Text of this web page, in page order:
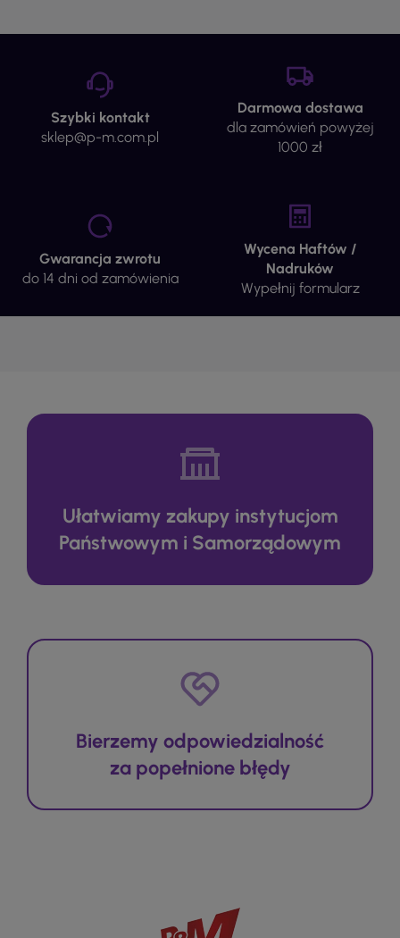
Szybki kontakt
sklep@p-m.com.pl
Darmowa dostawa
dla zamówień powyżej
1000 zł
Gwarancja zwrotu
do 14 dni od zamówienia
Wycena Haftów /
Nadruków
Wypełnij formularz
Ułatwiamy zakupy instytucjom
Państwowym i Samorządowym
Bierzemy odpowiedzialność
za popełnione błędy